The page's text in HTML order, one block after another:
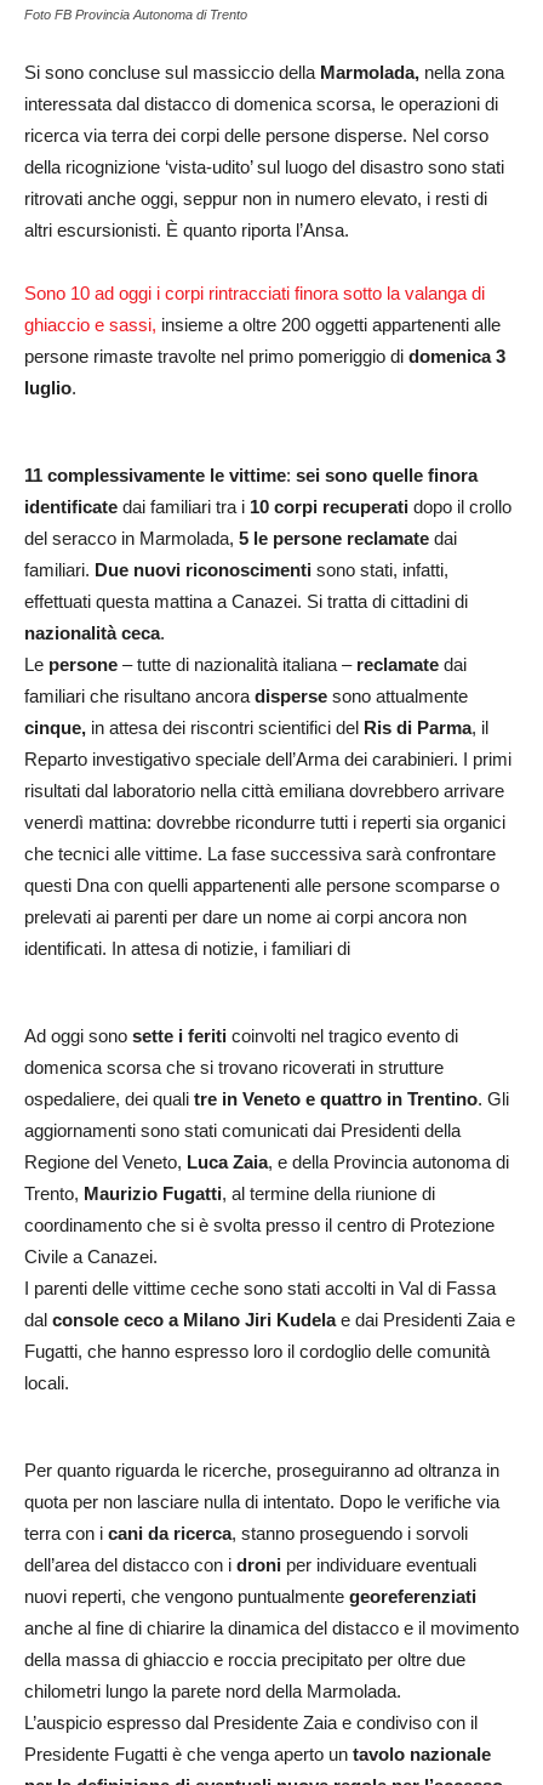
Foto FB Provincia Autonoma di Trento
Si sono concluse sul massiccio della Marmolada, nella zona
interessata dal distacco di domenica scorsa, le operazioni di
ricerca via terra dei corpi delle persone disperse. Nel corso
della ricognizione ‘vista-udito’ sul luogo del disastro sono stati
ritrovati anche oggi, seppur non in numero elevato, i resti di
altri escursionisti. È quanto riporta l’Ansa.
Sono 10 ad oggi i corpi rintracciati finora sotto la valanga di
ghiaccio e sassi, insieme a oltre 200 oggetti appartenenti alle
persone rimaste travolte nel primo pomeriggio di domenica 3
luglio.
11 complessivamente le vittime: sei sono quelle finora
identificate dai familiari tra i 10 corpi recuperati dopo il crollo
del seracco in Marmolada, 5 le persone reclamate dai
familiari. Due nuovi riconoscimenti sono stati, infatti,
effettuati questa mattina a Canazei. Si tratta di cittadini di
nazionalità ceca.
Le persone – tutte di nazionalità italiana – reclamate dai
familiari che risultano ancora disperse sono attualmente
cinque, in attesa dei riscontri scientifici del Ris di Parma, il
Reparto investigativo speciale dell’Arma dei carabinieri. I primi
risultati dal laboratorio nella città emiliana dovrebbero arrivare
venerdì mattina: dovrebbe ricondurre tutti i reperti sia organici
che tecnici alle vittime. La fase successiva sarà confrontare
questi Dna con quelli appartenenti alle persone scomparse o
prelevati ai parenti per dare un nome ai corpi ancora non
identificati. In attesa di notizie, i familiari di
Ad oggi sono sette i feriti coinvolti nel tragico evento di
domenica scorsa che si trovano ricoverati in strutture
ospedaliere, dei quali tre in Veneto e quattro in Trentino. Gli
aggiornamenti sono stati comunicati dai Presidenti della
Regione del Veneto, Luca Zaia, e della Provincia autonoma di
Trento, Maurizio Fugatti, al termine della riunione di
coordinamento che si è svolta presso il centro di Protezione
Civile a Canazei.
I parenti delle vittime ceche sono stati accolti in Val di Fassa
dal console ceco a Milano Jiri Kudelae dai Presidenti Zaia e
Fugatti, che hanno espresso loro il cordoglio delle comunità
locali.
Per quanto riguarda le ricerche, proseguiranno ad oltranza in
quota per non lasciare nulla di intentato. Dopo le verifiche via
terra con i cani da ricerca, stanno proseguendo i sorvoli
dell’area del distacco con i droni per individuare eventuali
nuovi reperti, che vengono puntualmente georeferenziati
anche al fine di chiarire la dinamica del distacco e il movimento
della massa di ghiaccio e roccia precipitato per oltre due
chilometri lungo la parete nord della Marmolada.
L’auspicio espresso dal Presidente Zaia e condiviso con il
Presidente Fugatti è che venga aperto un tavolo nazionale